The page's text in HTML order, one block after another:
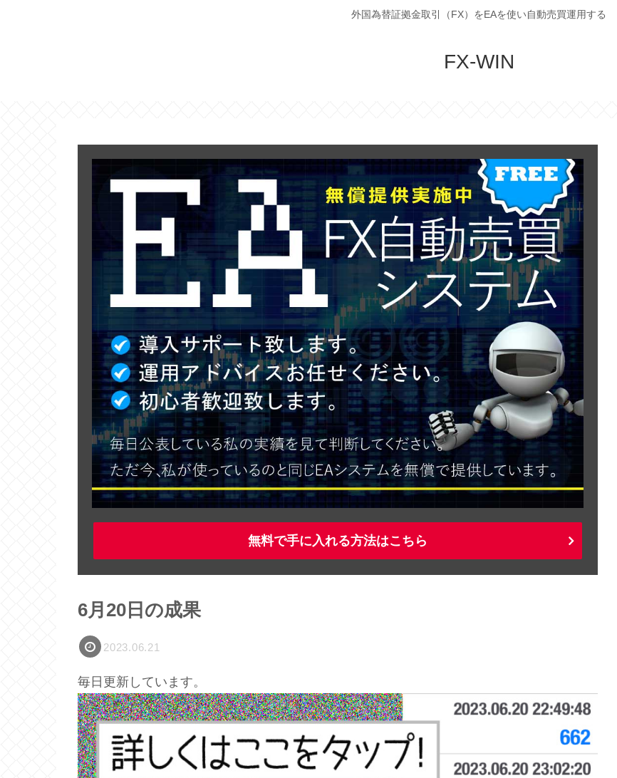
外国為替証拠金取引（FX）をEAを使い自動売買運用する
FX-WIN
無料で手に入れる方法はこちら
6月20日の成果
2023.06.21
毎日更新しています。